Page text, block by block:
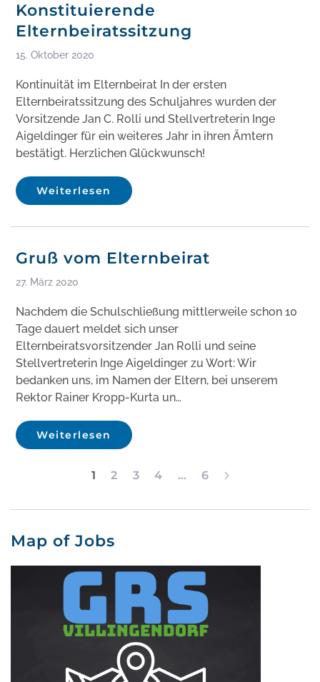
Konstituierende
Elternbeiratssitzung
15. Oktober 2020
Kontinuität im Elternbeirat In der ersten
Elternbeiratssitzung des Schuljahres wurden der
Vorsitzende Jan C. Rolli und Stellvertreterin Inge
Aigeldinger für ein weiteres Jahr in ihren Ämtern
bestätigt. Herzlichen Glückwunsch!
Weiterlesen
Gruß vom Elternbeirat
27. März 2020
Nachdem die Schulschließung mittlerweile schon 10
Tage dauert meldet sich unser
Elternbeiratsvorsitzender Jan Rolli und seine
Stellvertreterin Inge Aigeldinger zu Wort: Wir
bedanken uns, im Namen der Eltern, bei unserem
Rektor Rainer Kropp-Kurta un…
Weiterlesen
1 2 3 4 … 6
Map of Jobs